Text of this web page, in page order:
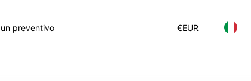
€EUR
preventivo